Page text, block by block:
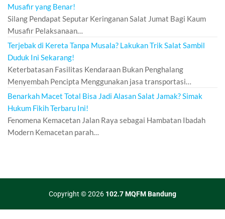
Musafir yang Benar!
Silang Pendapat Seputar Keringanan Salat Jumat Bagi Kaum
Musafir Pelaksanaan…
Terjebak di Kereta Tanpa Musala? Lakukan Trik Salat Sambil
Duduk Ini Sekarang!
Keterbatasan Fasilitas Kendaraan Bukan Penghalang
Menyembah Pencipta Menggunakan jasa transportasi…
Benarkah Macet Total Bisa Jadi Alasan Salat Jamak? Simak
Hukum Fikih Terbaru Ini!
Fenomena Kemacetan Jalan Raya sebagai Hambatan Ibadah
Modern Kemacetan parah…
Copyright © 2026 102.7 MQFM Bandung